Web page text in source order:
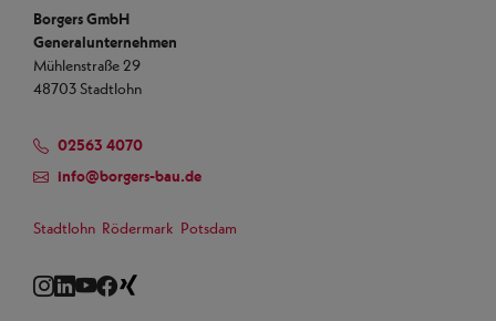
Borgers GmbH
Generalunternehmen
Mühlenstraße 29
48703 Stadtlohn
02563 4070
info@borgers-bau.de
Stadtlohn Rödermark Potsdam
Instagram
LinkedIn
YouTube
Facebook